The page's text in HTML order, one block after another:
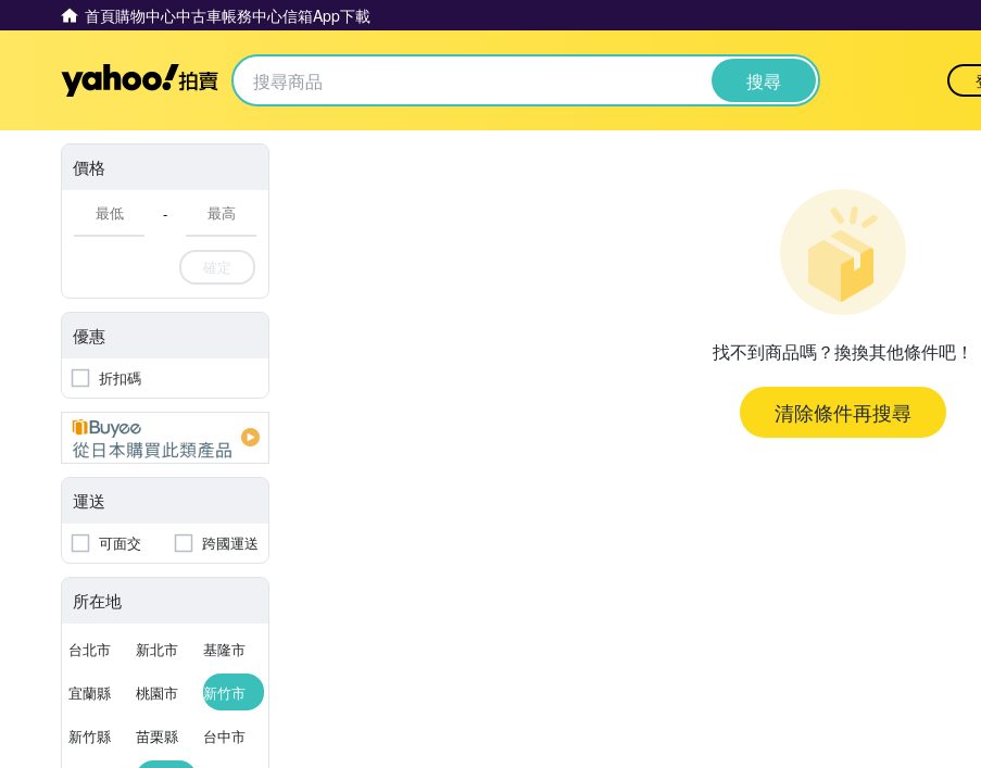
首頁購物中心中古車帳務中心信箱App下載
Yahoo拍賣 搜尋
價格
-
確定
優惠
折扣碼
運送
可面交 跨國運送
所在地
台北市 新北市 基隆市
宜蘭縣 桃園市 新竹市
新竹縣 苗栗縣 台中市
找不到商品嗎？換換其他條件吧！
清除條件再搜尋